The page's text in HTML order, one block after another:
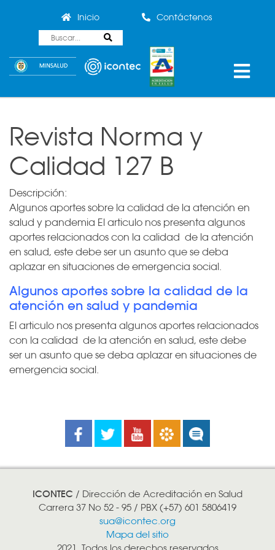
Inicio Contáctenos
Revista Norma y
Calidad 127 B
Descripción:
Algunos aportes sobre la calidad de la atención en
salud y pandemia El articulo nos presenta algunos
aportes relacionados con la calidad de la atención
en salud, este debe ser un asunto que se deba
aplazar en situaciones de emergencia social.
Algunos aportes sobre la calidad de la
atención en salud y pandemia
El articulo nos presenta algunos aportes relacionados
con la calidad de la atención en salud, este debe
ser un asunto que se deba aplazar en situaciones de
emergencia social.
Facebook
Twitter YoutubeBoletines
ICONTEC / Dirección de Acreditación en Salud
Carrera 37 No 52 - 95 / PBX (+57) 601 5806419
sua@icontec.org
Mapa del sitio